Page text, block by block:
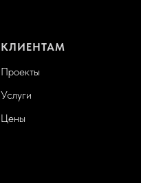
КЛИЕНТАМ
Проекты
Услуги
Цены